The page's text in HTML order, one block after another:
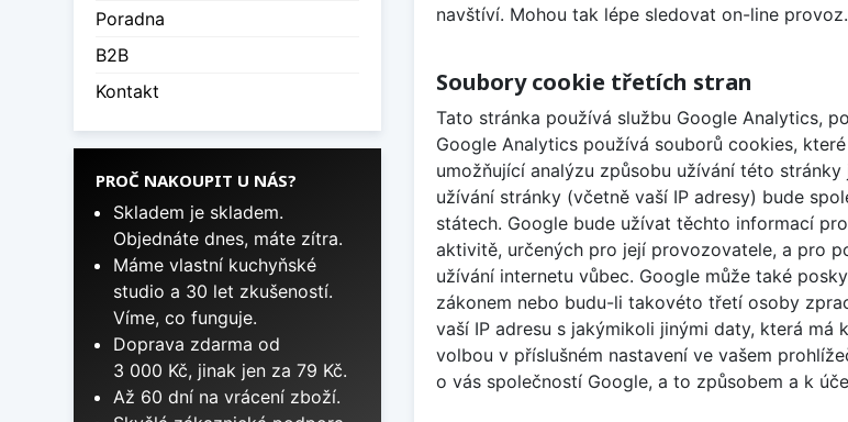
Poradna
B2B
Kontakt
PROČ NAKOUPIT U NÁS?
Skladem je skladem.
Objednáte dnes, máte zítra.
Máme vlastní kuchyňské
studio a 30 let zkušeností.
Víme, co funguje.
Doprava zdarma od
3 000 Kč, jinak jen za 79 Kč.
Až 60 dní na vrácení zboží.
navštíví. Mohou tak lépe sledovat on-line provoz.
Soubory cookie třetích stran
Tato stránka používá službu Google Analytics,
Google Analytics používá souborů cookies,
umožňující analýzu způsobu užívání této
užívání stránky (včetně vaší IP adresy) bude
státech. Google bude užívat těchto informací
aktivitě, určených pro její provozovatele, a pro
užívání internetu vůbec. Google může také
zákonem nebo budu-li takovéto třetí osoby
vaší IP adresu s jakýmikoli jinými daty, která
volbou v příslušném nastavení ve vašem
o vás společností Google, a to způsobem a k